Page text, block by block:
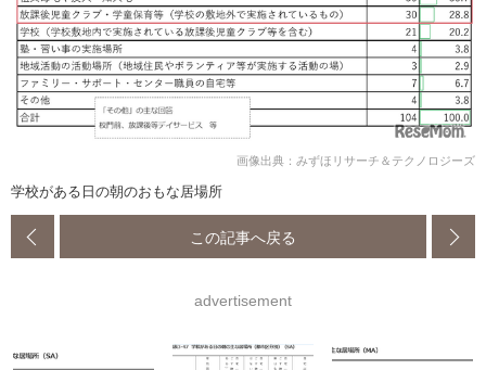
画像出典：みずほリサーチ＆テクノロジーズ
学校がある日の朝のおもな居場所
この記事へ戻る
advertisement